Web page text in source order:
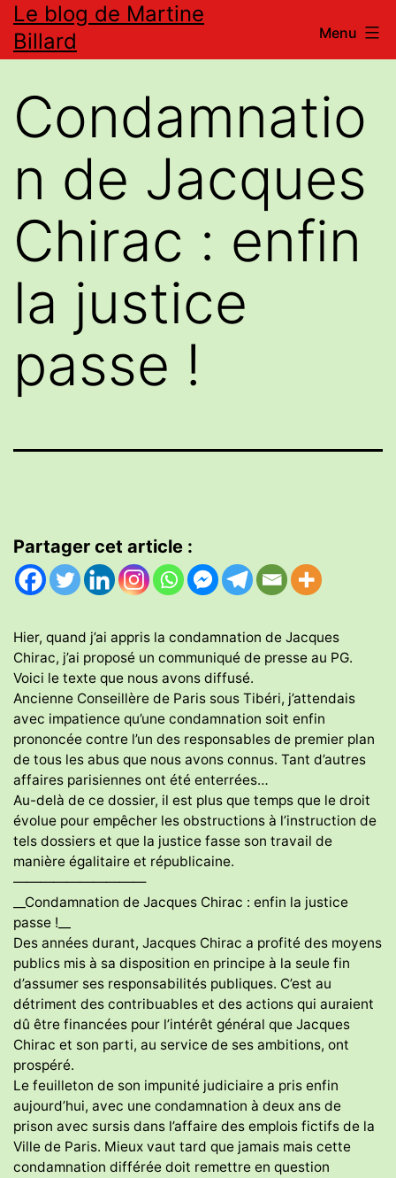
Aller
au
Le blog de Martine
Billard
Menu
Condamnatio
n de Jacques
Chirac : enfin
la justice
passe !
Partager cet article :
Hier, quand j’ai appris la condamnation de Jacques
Chirac, j’ai proposé un communiqué de presse au PG.
Voici le texte que nous avons diffusé.
Ancienne Conseillère de Paris sous Tibéri, j’attendais
avec impatience qu’une condamnation soit enfin
prononcée contre l’un des responsables de premier plan
de tous les abus que nous avons connus. Tant d’autres
affaires parisiennes ont été enterrées…
Au-delà de ce dossier, il est plus que temps que le droit
évolue pour empêcher les obstructions à l’instruction de
tels dossiers et que la justice fasse son travail de
manière égalitaire et républicaine.
——————————
__Condamnation de Jacques Chirac : enfin la justice
passe !__
Des années durant, Jacques Chirac a profité des moyens
publics mis à sa disposition en principe à la seule fin
d’assumer ses responsabilités publiques. C’est au
détriment des contribuables et des actions qui auraient
dû être financées pour l’intérêt général que Jacques
Chirac et son parti, au service de ses ambitions, ont
prospéré.
Le feuilleton de son impunité judiciaire a pris enfin
aujourd’hui, avec une condamnation à deux ans de
prison avec sursis dans l’affaire des emplois fictifs de la
Ville de Paris. Mieux vaut tard que jamais mais cette
condamnation différée doit remettre en question